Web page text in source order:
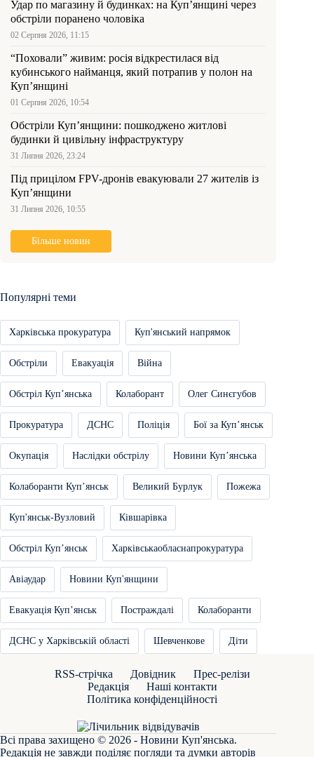
Удар по магазину й будинках: на Куп’янщині через
обстріли поранено чоловіка
02 Серпня 2026, 11:15
“Поховали” живим: росія відкрестилася від
кубинського найманця, який потрапив у полон на
Куп’янщині
01 Серпня 2026, 10:54
Обстріли Куп’янщини: пошкоджено житлові
будинки й цивільну інфраструктуру
31 Липня 2026, 23:24
Під прицілом FPV-дронів евакуювали 27 жителів із
Куп’янщини
31 Липня 2026, 10:55
Більше новин
Популярні теми
Харківська прокуратура Куп'янський напрямок
Обстріли Евакуація Війна
Обстріл Купʼянська Колаборант Олег Синєгубов
Прокуратура ДСНС Поліція Бої за Купʼянськ
Окупація Наслідки обстрілу Новини Купʼянська
Колаборанти Купʼянськ Великий Бурлук Пожежа
Куп'янськ-Вузловий Ківшарівка
Обстріл Купʼянськ Харківськаобласнапрокуратура
Авіаудар Новини Куп'янщини
Евакуація Купʼянськ Постраждалі Колаборанти
ДСНС у Харківській області Шевченкове Діти
RSS-стрічка Довідник
Прес-релізи
Редакція
Наші контакти
Політика конфіденційності
Всі права захищено © 2026 - Новини Куп'янська.
Редакція не завжди поділяє погляди та думки авторів